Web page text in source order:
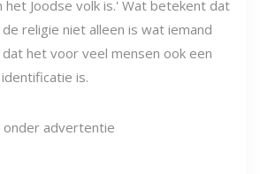
het Joodse volk is.' Wat betekent dat
religie niet alleen is wat iemand
dat het voor veel mensen ook een
is.
advertentie